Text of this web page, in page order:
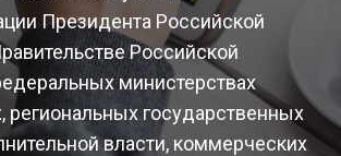
Президента Российской
Российской
министерствах
региональных государственных
власти, коммерческих